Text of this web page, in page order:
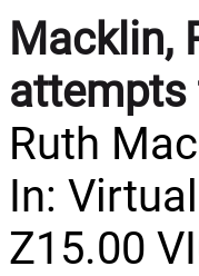
Macklin,
attempts
Ruth
In:
Z15.00